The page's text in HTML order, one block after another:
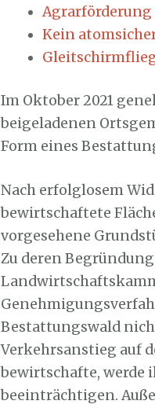
Kein
Im Oktober 2021
beigeladenen
Form eines
Nach erfolglosem
bewirtschaftete
vorgesehene
Zu deren
Bestattungswald
Verkehrsanstieg auf
bewirtschafte,
beeinträchtigen.